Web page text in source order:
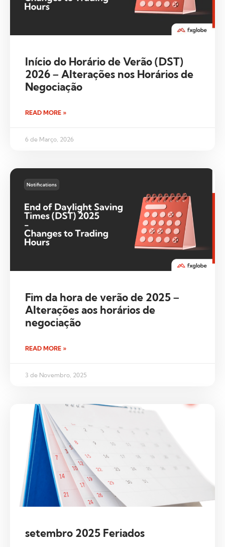
Início do Horário de Verão (DST)
2026 – Alterações nos Horários de
Negociação
READ MORE »
6 de Março, 2026
Fim da hora de verão de 2025 –
Alterações aos horários de
negociação
READ MORE »
3 de Novembro, 2025
setembro 2025 Feriados